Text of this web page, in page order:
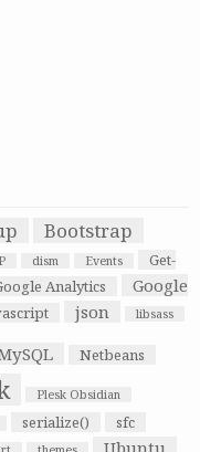
Bootstrap
dism Events
Get-
Analytics
Google
json libsass
Netbeans
Plesk Obsidian
serialize() sfc
Ubuntu